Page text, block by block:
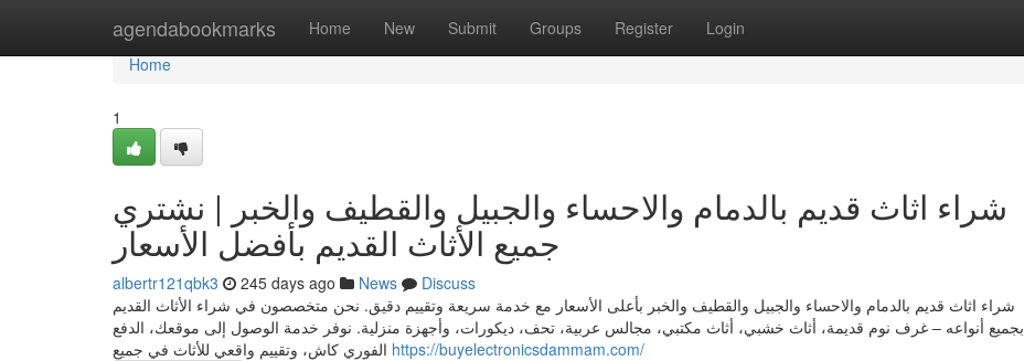
agendabookmarks Home New Submit Groups Register Login
Home
Home
1
شراء اثاث قديم بالدمام والاحساء والجبيل والقطيف والخبر | نشتري
جميع الأثاث القديم بأفضل الأسعار
albertr121qbk3 245 days ago News
Discuss
شراء اثاث قديم بالدمام والاحساء والجبيل والقطيف والخبر بأعلى الأسعار مع خدمة سريعة وتقييم دقيق. نحن متخصصون في شراء الأثاث القديم
بجميع أنواعه – غرف نوم قديمة، أثاث خشبي، أثاث مكتبي، مجالس عربية، تحف، ديكورات، وأجهزة منزلية. نوفر خدمة الوصول إلى موقعك، الدفع
https://buyelectronicsdammam.com/